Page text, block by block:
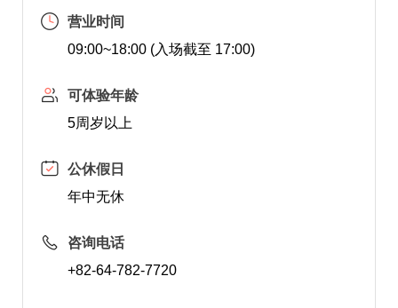
营业时间
09:00~18:00 (入场截至 17:00)
可体验年龄
5周岁以上
公休假日
年中无休
咨询电话
+82-64-782-7720